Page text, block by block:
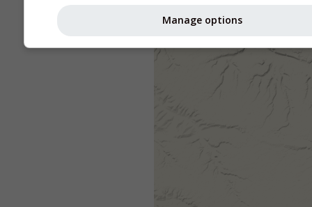
Manage options